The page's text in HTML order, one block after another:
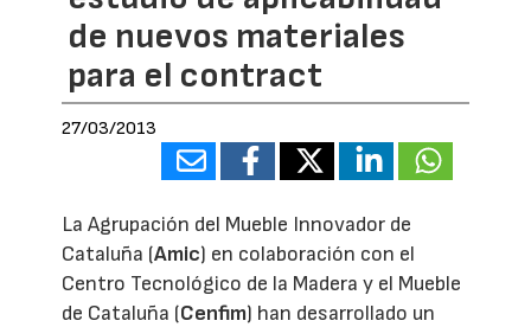
de nuevos materiales
para el contract
27/03/2013
La Agrupación del Mueble Innovador de
Cataluña (Amic) en colaboración con el
Centro Tecnológico de la Madera y el Mueble
de Cataluña (Cenfim) han desarrollado un